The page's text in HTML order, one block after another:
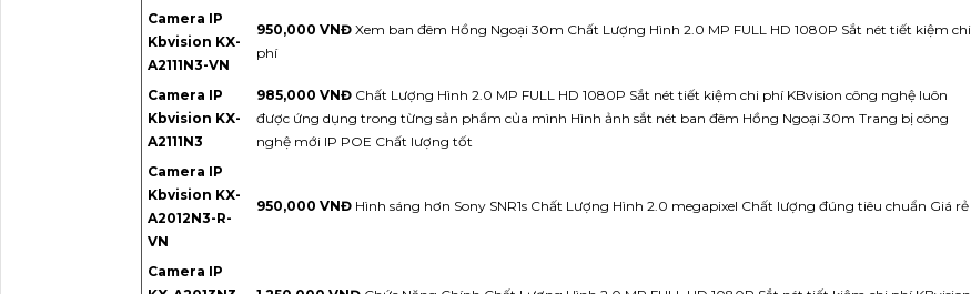
Camera IP
Kbvision KX-
A2111N3-VN
950,000 VNĐ Xem ban đêm Hồng Ngoại 30m Chất Lượng Hình 2.0 MP FULL HD 1080P Sắt nét tiết kiệm chi
phí
Camera IP
Kbvision KX-
A2111N3
985,000 VNĐ Chất Lượng Hình 2.0 MP FULL HD 1080P Sắt nét tiết kiệm chi phí KBvision công nghệ luôn
được ứng dụng trong từng sản phẩm của mình Hình ảnh sắt nét ban đêm Hồng Ngoại 30m Trang bị công
nghệ mới IP POE Chất lượng tốt
Camera IP
Kbvision KX-
A2012N3-R-
VN
950,000 VNĐ Hình sáng hơn Sony SNR1s Chất Lượng Hình 2.0 megapixel Chất lượng đúng tiêu chuẩn Giá rẻ
Camera IP